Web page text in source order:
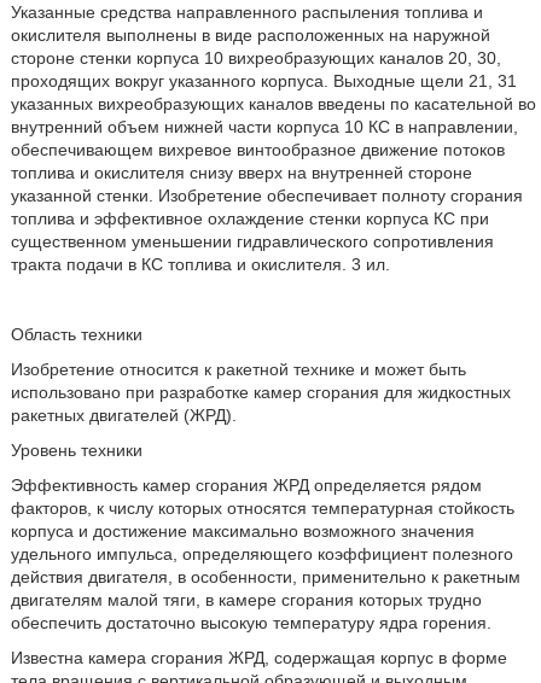
Указанные средства направленного распыления топлива и
окислителя выполнены в виде расположенных на наружной
стороне стенки корпуса 10 вихреобразующих каналов 20, 30,
проходящих вокруг указанного корпуса. Выходные щели 21, 31
указанных вихреобразующих каналов введены по касательной во
внутренний объем нижней части корпуса 10 КС в направлении,
обеспечивающем вихревое винтообразное движение потоков
топлива и окислителя снизу вверх на внутренней стороне
указанной стенки. Изобретение обеспечивает полноту сгорания
топлива и эффективное охлаждение стенки корпуса КС при
существенном уменьшении гидравлического сопротивления
тракта подачи в КС топлива и окислителя. 3 ил.
Область техники
Изобретение относится к ракетной технике и может быть
использовано при разработке камер сгорания для жидкостных
ракетных двигателей (ЖРД).
Уровень техники
Эффективность камер сгорания ЖРД определяется рядом
факторов, к числу которых относятся температурная стойкость
корпуса и достижение максимально возможного значения
удельного импульса, определяющего коэффициент полезного
действия двигателя, в особенности, применительно к ракетным
двигателям малой тяги, в камере сгорания которых трудно
обеспечить достаточно высокую температуру ядра горения.
Известна камера сгорания ЖРД, содержащая корпус в форме